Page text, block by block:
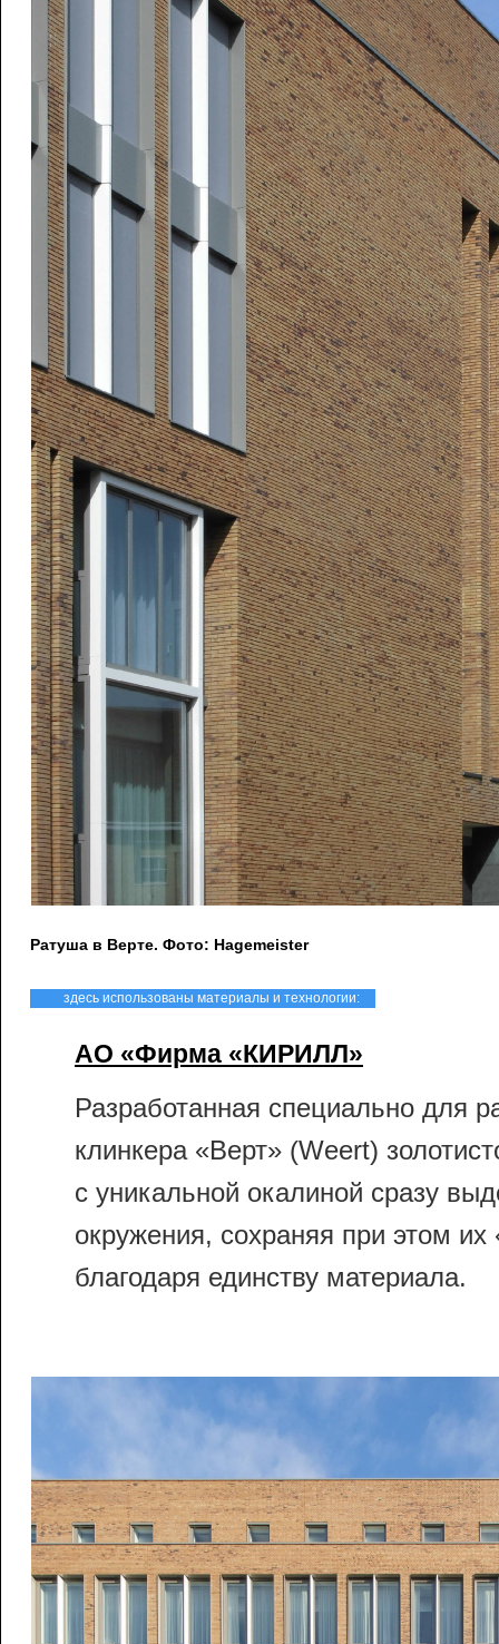
Ратуша в Верте. Фото: Hagemeister
здесь использованы материалы и технологии:
АО «Фирма «КИРИЛЛ»
Разработанная специально для
клинкера «Верт» (Weert)
с уникальной окалиной сразу
окружения, сохраняя при этом их
благодаря единству материала.